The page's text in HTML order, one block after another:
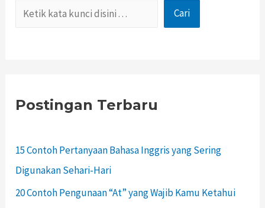
Cari
Postingan Terbaru
15 Contoh Pertanyaan Bahasa Inggris yang Sering
Digunakan Sehari-Hari
20 Contoh Pengunaan “At” yang Wajib Kamu Ketahui